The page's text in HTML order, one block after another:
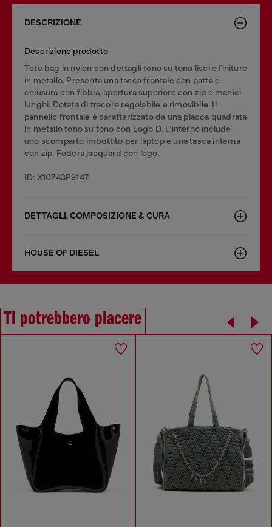
DESCRIZIONE
Descrizione prodotto
Tote bag in nylon con dettagli tono su tono lisci e finiture
in metallo. Presenta una tasca frontale con patta e
chiusura con fibbia, apertura superiore con zip e manici
lunghi. Dotata di tracolla regolabile e rimovibile. Il
pannello frontale è caratterizzato da una placca quadrata
in metallo tono su tono con Logo D. L’interno include
uno scomparto imbottito per laptop e una tasca interna
con zip. Fodera jacquard con logo.
ID: X10743P9147
DETTAGLI, COMPOSIZIONE & CURA
HOUSE OF DIESEL
Ti potrebbero piacere